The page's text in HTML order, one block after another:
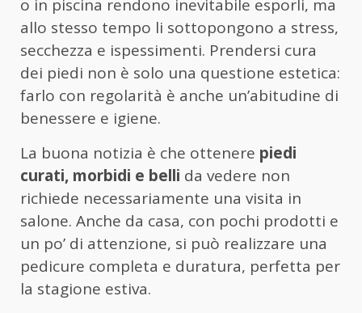
o in piscina rendono inevitabile esporli, ma
allo stesso tempo li sottopongono a stress,
secchezza e ispessimenti. Prendersi cura
dei piedi non è solo una questione estetica:
farlo con regolarità è anche un’abitudine di
benessere e igiene.
La buona notizia è che ottenere piedi
curati, morbidi e belli da vedere non
richiede necessariamente una visita in
salone. Anche da casa, con pochi prodotti e
un po’ di attenzione, si può realizzare una
pedicure completa e duratura, perfetta per
la stagione estiva.